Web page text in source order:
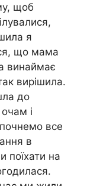
щоб
я
що мама
винаймає
вирішила.
до
і
все
в
поїхати на